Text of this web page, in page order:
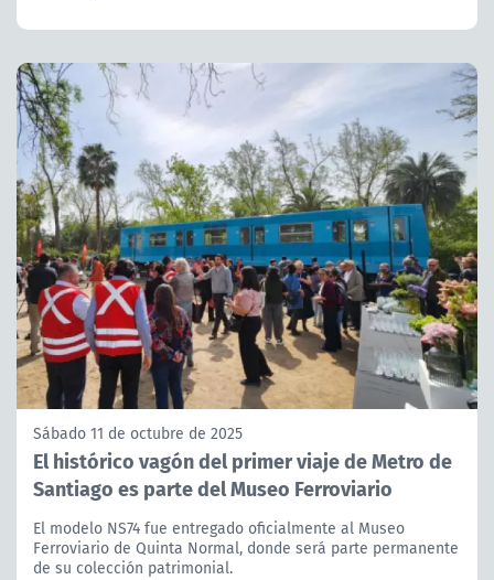
Sábado 11 de octubre de 2025
El histórico vagón del primer viaje de Metro de
Santiago es parte del Museo Ferroviario
El modelo NS74 fue entregado oficialmente al Museo
Ferroviario de Quinta Normal, donde será parte permanente
de su colección patrimonial.